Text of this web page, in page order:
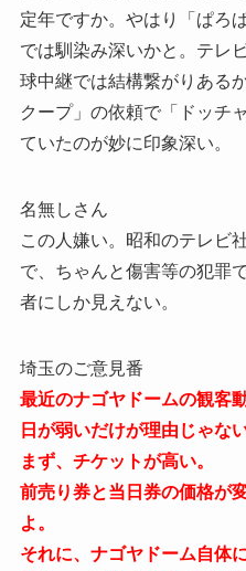
定年ですか。やはり「ぱろ
では馴染み深いかと。テレ
球中継では結構繋がりある
クープ」の依頼で「ドッチ
ていたのが妙に印象深い。
名無しさん
この人嫌い。昭和のテレビ
で、ちゃんと傷害等の犯罪
者にしか見えない。
埼玉のご意見番
最近のナゴヤドームの観客
日が弱いだけが理由じゃな
まず、チケットが高い。
前売り券と当日券の価格が
よ。
それに、ナゴヤドーム自体